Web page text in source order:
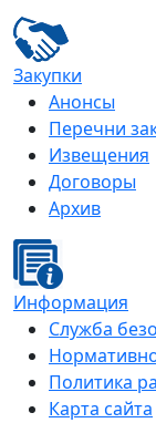
Закупки
Анонсы
Перечни
Извещения
Договоры
Архив
Информация
Служба
Политика
Карта сайта